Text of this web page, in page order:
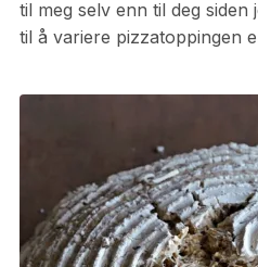
til meg selv enn til deg
til å variere pizzatoppingen